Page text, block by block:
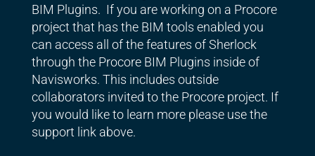
BIM Plugins. If you are working on a Procore
project that has the BIM tools enabled you
can access all of the features of Sherlock
through the Procore BIM Plugins inside of
Navisworks. This includes outside
collaborators invited to the Procore project. If
you would like to learn more please use the
support link above.